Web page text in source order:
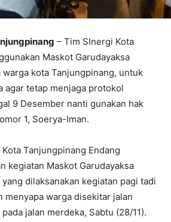
– Tim SInergi Kota
Maskot Garudayaksa
kota Tanjungpinang, untuk
agar tetap menjaga protokol
9 Desember nanti gunakan hak
1, Soerya-Iman.
Tanjungpinang Endang
kegiatan Maskot Garudayaksa
dilaksanakan kegiatan pagi tadi
menyapa warga disekitar jalan
jalan merdeka, Sabtu (28/11).